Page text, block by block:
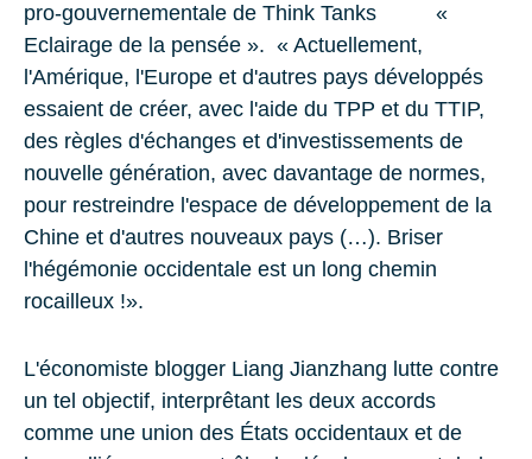
pro-gouvernementale de Think Tanks «
Eclairage de la pensée ». « Actuellement,
l'Amérique, l'Europe et d'autres pays développés
essaient de créer, avec l'aide du TPP et du TTIP,
des règles d'échanges et d'investissements de
nouvelle génération, avec davantage de normes,
pour restreindre l'espace de développement de la
Chine et d'autres nouveaux pays (…). Briser
l'hégémonie occidentale est un long chemin
rocailleux !».
L'économiste blogger Liang Jianzhang lutte contre
un tel objectif, interprêtant les deux accords
comme une union des États occidentaux et de